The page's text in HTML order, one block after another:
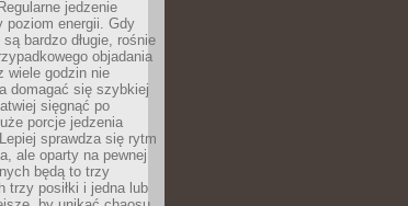
jedzenie
poziom energii. Gdy
bardzo długie, rośnie
objadania
wiele godzin nie
domagać się szybkiej
sięgnąć po
porcje jedzenia
sprawdza się rytm
ale oparty na pewnej
będą to trzy
trzy posiłki i jedna lub